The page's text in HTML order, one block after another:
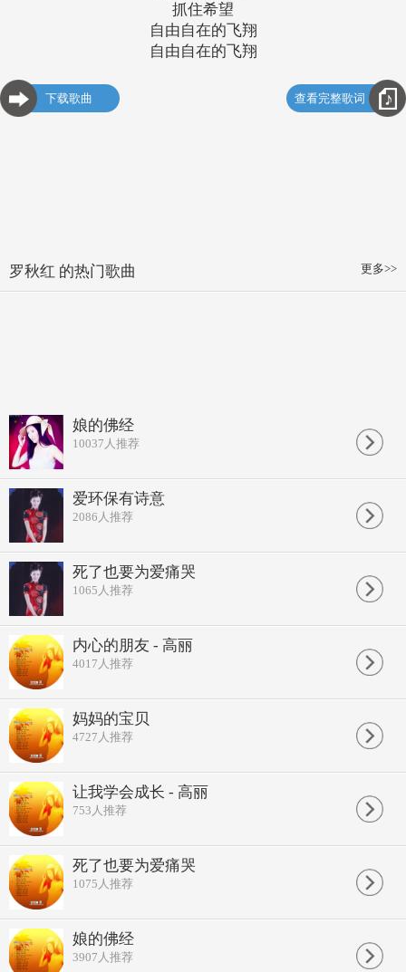
抓住希望
自由自在的飞翔
自由自在的飞翔
下载歌曲 查看完整歌词
更多>>
罗秋红 的热门歌曲
娘的佛经
10037 人推荐
爱环保有诗意
2086 人推荐
死了也要为爱痛哭
1065 人推荐
内心的朋友 - 高丽
4017 人推荐
妈妈的宝贝
4727 人推荐
让我学会成长 - 高丽
753 人推荐
死了也要为爱痛哭
1075 人推荐
娘的佛经
3907 人推荐